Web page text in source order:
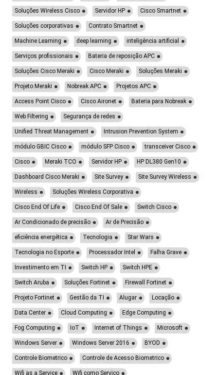
Soluções Wireless Cisco Servidor HP Cisco Smartnet
Soluções corporativas Contrato Smartnet
Machine Learning deep learning inteligência artificial
Serviços profissionais Bateria de reposição APC
Soluções Cisco Meraki Cisco Meraki Soluções Meraki
Projeto Meraki Nobreak APC Projetos APC
Access Point Cisco Cisco Aironet Bateria para Nobreak
Web Filtering Segurança de redes
Unified Threat Management Intrusion Prevention System
módulo GBIC Cisco módulo SFP Cisco transceiver Cisco
Cisco Meraki TCO Servidor HP HP DL380 Gen10
Dashboard Cisco Meraki Site Survey Site Survey Wireless
Wireless Soluções Wireless Corporativa
Cisco End Of Life Cisco End Of Sale Switch Cisco
Ar Condicionado de precisão Ar de Precisão
eficiência energética Tecnologia Star Wars
Tecnologia no Esporte Processador Intel Falha Grave
Investimento em TI Switch HP Switch HPE
Switch Aruba Soluções Fortinet Firewall Fortinet
Projeto Fortinet Gestão da TI Alugar Locação
Data Center Cloud Computing Edge Computing
Fog Computing IoT Internet of Things Microsoft
Windows Server Windows Server 2016 BYOD
Controle Biometrico Controle de Acesso Biometrico
Wifi as a Service Wifi como Serviço